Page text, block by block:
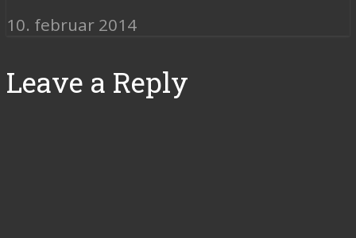
10. februar 2014
Leave a Reply